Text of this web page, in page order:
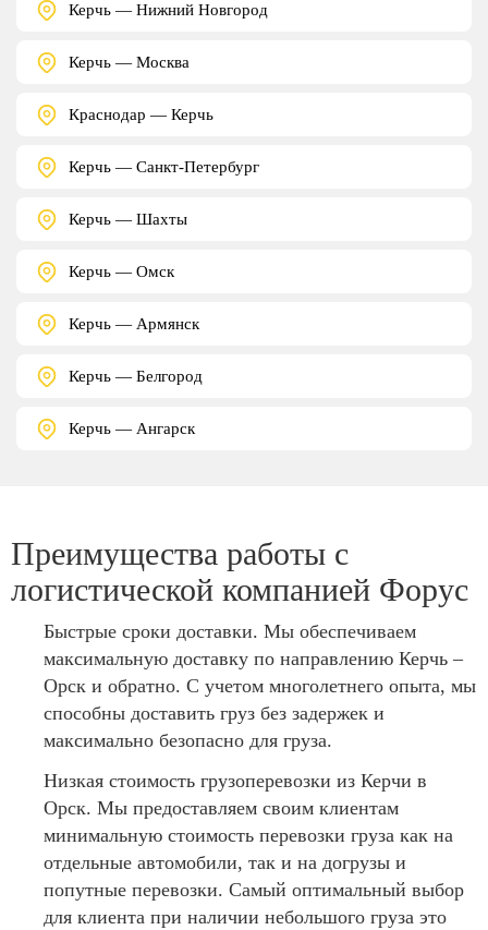
Керчь — Нижний Новгород
Керчь — Москва
Краснодар — Керчь
Керчь — Санкт-Петербург
Керчь — Шахты
Керчь — Омск
Керчь — Армянск
Керчь — Белгород
Керчь — Ангарск
Преимущества работы с
логистической компанией Форус
Быстрые сроки доставки. Мы обеспечиваем
максимальную доставку по направлению Керчь –
Орск и обратно. С учетом многолетнего опыта, мы
способны доставить груз без задержек и
максимально безопасно для груза.
Низкая стоимость грузоперевозки из Керчи в
Орск. Мы предоставляем своим клиентам
минимальную стоимость перевозки груза как на
отдельные автомобили, так и на догрузы и
попутные перевозки. Самый оптимальный выбор
для клиента при наличии небольшого груза это